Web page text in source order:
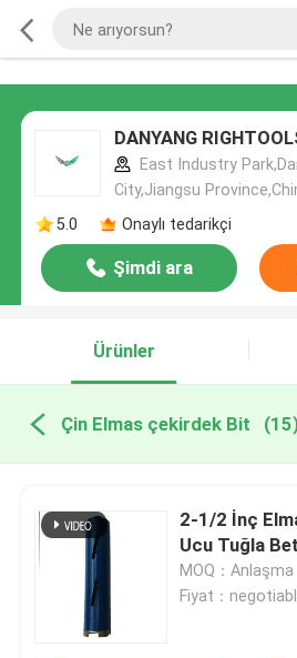
DANYANG
East Industry
City,Jiangsu
5.0
Onaylı tedarikçi
Şimdi ara
Ürünler
Çin Elmas çekirdek Bit
2-1/2 İnç
Ucu Tuğla
MOQ：Anlaşma
Fiyat：